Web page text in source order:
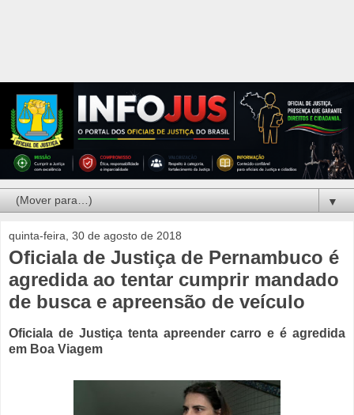
▼
quinta-feira, 30 de agosto de 2018
Oficiala de Justiça de Pernambuco é
agredida ao tentar cumprir mandado
de busca e apreensão de veículo
Oficiala de Justiça tenta apreender carro e é agredida
em Boa Viagem